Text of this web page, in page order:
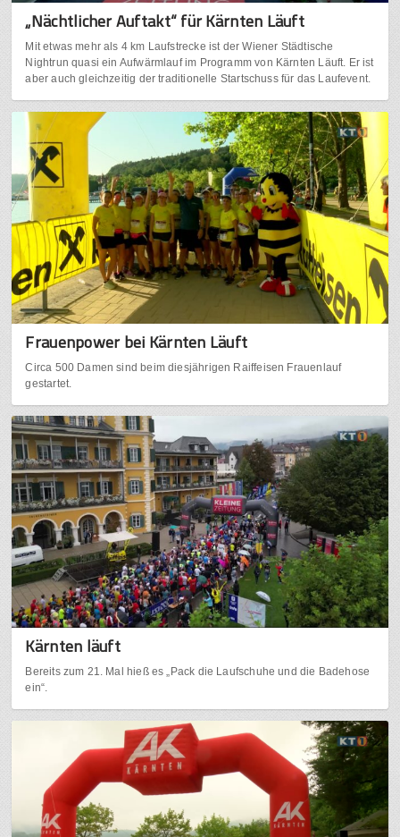
„Nächtlicher Auftakt“ für Kärnten Läuft
Mit etwas mehr als 4 km Laufstrecke ist der Wiener Städtische
Nightrun quasi ein Aufwärmlauf im Programm von Kärnten Läuft. Er ist
aber auch gleichzeitig der traditionelle Startschuss für das Laufevent.
Frauenpower bei Kärnten Läuft
Circa 500 Damen sind beim diesjährigen Raiffeisen Frauenlauf
gestartet.
Kärnten läuft
Bereits zum 21. Mal hieß es „Pack die Laufschuhe und die Badehose
ein“.